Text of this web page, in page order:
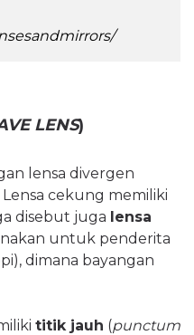
LENS)
lensa divergen
cekung memiliki
disebut juga lensa
untuk penderita
dimana bayangan
titik jauh (punctum